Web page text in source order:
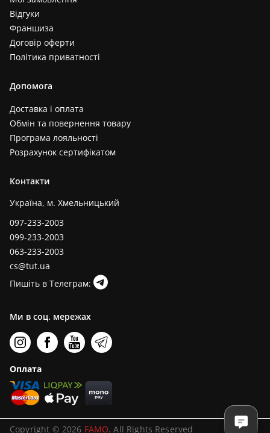
Відгуки
Франшиза
Договір оферти
Політика приватності
Допомога
Доставка і оплата
Обмін та повернення товару
Програма лояльності
Розрахунок сертифікатом
Контакти
Україна, м. Хмельницький
097-233-2003
099-233-2003
063-233-2003
cs@tut.ua
Пишіть в Телеграм:
Ми в соц. мережах
Оплата
Copyright © 2026 FAMO. All Rights Reserved